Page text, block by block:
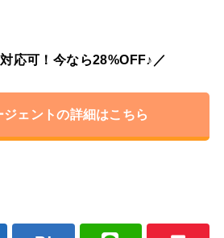
応可！今なら28%OFF♪／
ジェントの詳細はこちら